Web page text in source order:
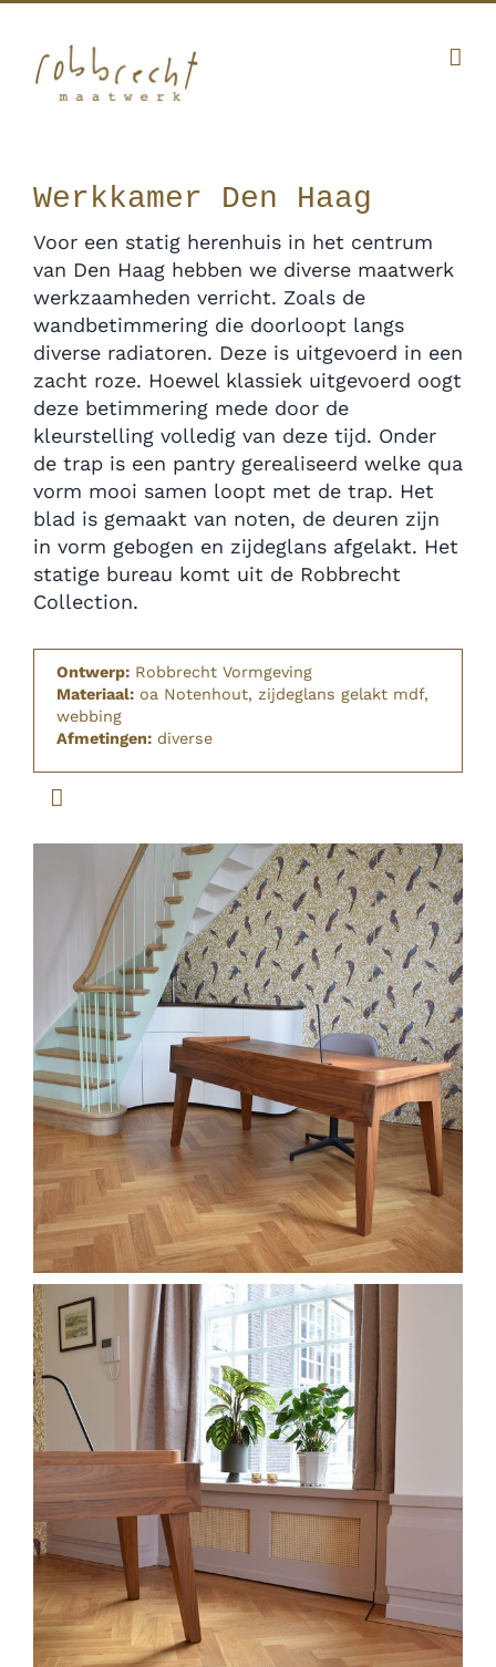
inhoud
010 341 12 20
Werkkamer Den Haag
Voor een statig herenhuis in het centrum
van Den Haag hebben we diverse maatwerk
werkzaamheden verricht. Zoals de
wandbetimmering die doorloopt langs
diverse radiatoren. Deze is uitgevoerd in een
zacht roze. Hoewel klassiek uitgevoerd oogt
deze betimmering mede door de
kleurstelling volledig van deze tijd. Onder
de trap is een pantry gerealiseerd welke qua
vorm mooi samen loopt met de trap. Het
blad is gemaakt van noten, de deuren zijn
in vorm gebogen en zijdeglans afgelakt. Het
statige bureau komt uit de Robbrecht
Collection.
Ontwerp: Robbrecht Vormgeving
Materiaal: oa Notenhout, zijdeglans gelakt mdf,
webbing
Afmetingen: diverse